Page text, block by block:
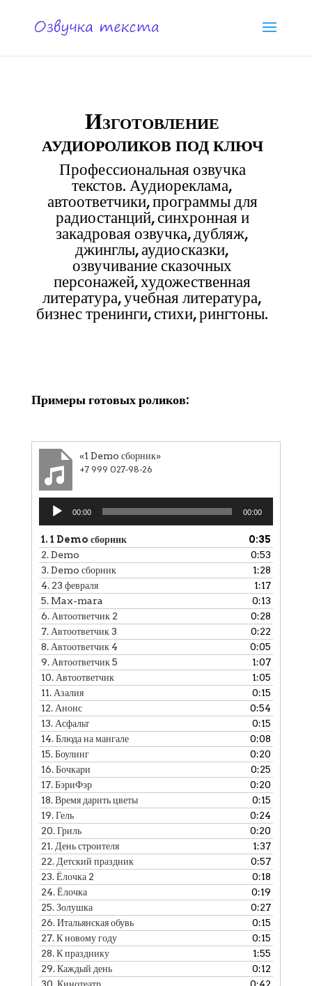
Изготовление
аудиороликов под ключ
Профессиональная озвучка
текстов. Аудиореклама,
автоответчики, программы для
радиостанций, синхронная и
закадровая озвучка, дубляж,
джинглы, аудиосказки,
озвучивание сказочных
персонажей, художественная
литература, учебная литература,
бизнес тренинги, стихи, рингтоны.
Примеры готовых роликов:
«1 Demo сборник»
+7 999 027-98-26
Аудиоплеер
00:00 00:00
1. 1 Demo сборник
0:35
2.Demo
0:53
3.Demo сборник
1:28
4. 23 февраля
1:17
5. Max-mara
0:13
6. Автоответчик 2
0:28
7. Автоответчик 3
0:22
8. Автоответчик 4
0:05
9. Автоответчик 5
1:07
10. Автоответчик
1:05
11. Азалия
0:15
12. Анонс
0:54
13. Асфальт
0:15
14.Блюда на мангале
0:08
15.Боулинг
0:20
16.Бочкари
0:25
17.БэриФэр
0:20
18.Время дарить цветы
0:15
19.Гель
0:24
20.Гриль
0:20
21. День строителя
1:37
22. Детский праздник
0:57
23.Ёлочка 2
0:18
24.Ёлочка
0:19
25.Золушка
0:27
26.Итальянская обувь
0:15
27.К новому году
0:15
28.К празднику
1:55
29.Каждый день
0:12